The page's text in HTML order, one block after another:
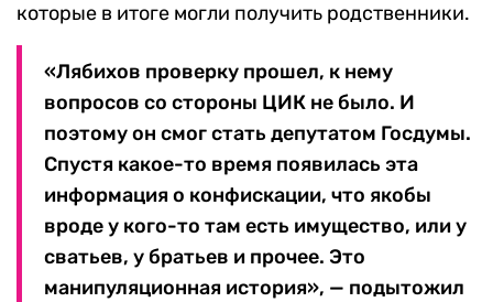
которые в итоге могли получить родственники.
«Лябихов проверку прошел, к нему
вопросов со стороны ЦИК не было. И
поэтому он смог стать депутатом Госдумы.
Спустя какое-то время появилась эта
информация о конфискации, что якобы
вроде у кого-то там есть имущество, или у
сватьев, у братьев и прочее. Это
манипуляционная история», — подытожил